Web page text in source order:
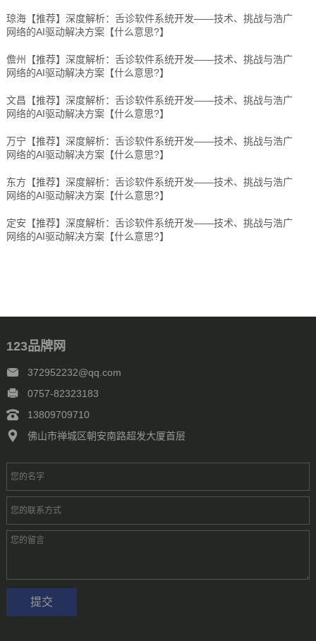
琼海【推荐】深度解析：舌诊软件系统开发——技术、挑战与浩广
网络的AI驱动解决方案【什么意思?】
儋州【推荐】深度解析：舌诊软件系统开发——技术、挑战与浩广
网络的AI驱动解决方案【什么意思?】
文昌【推荐】深度解析：舌诊软件系统开发——技术、挑战与浩广
网络的AI驱动解决方案【什么意思?】
万宁【推荐】深度解析：舌诊软件系统开发——技术、挑战与浩广
网络的AI驱动解决方案【什么意思?】
东方【推荐】深度解析：舌诊软件系统开发——技术、挑战与浩广
网络的AI驱动解决方案【什么意思?】
定安【推荐】深度解析：舌诊软件系统开发——技术、挑战与浩广
网络的AI驱动解决方案【什么意思?】
123品牌网
372952232@qq.com
0757-82323183
13809709710
佛山市禅城区朝安南路超发大厦首层